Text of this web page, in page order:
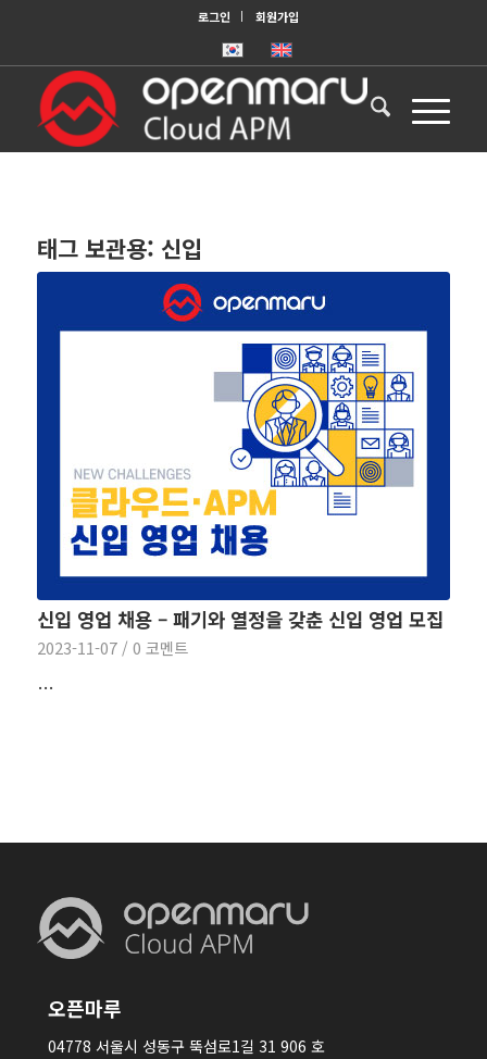
로그인 회원가입
태그 보관용: 신입
신입 영업 채용 – 패기와 열정을 갖춘 신입 영업 모집
2023-11-07 / 0 코멘트
…
오픈마루
04778 서울시 성동구 뚝섬로1길 31 906 호